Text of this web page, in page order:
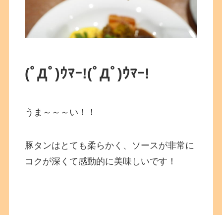
(ﾟДﾟ)ｳﾏｰ!(ﾟДﾟ)ｳﾏｰ!
うま～～～い！！
豚タンはとても柔らかく、ソースが非常に
コクが深くて感動的に美味しいです！